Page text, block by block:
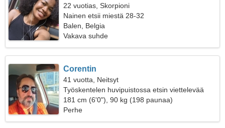
22 vuotias, Skorpioni
Nainen etsii miestä 28-32
Balen, Belgia
Vakava suhde
Corentin
41 vuotta, Neitsyt
Työskentelen huvipuistossa etsin viettelevää
naista
181 cm (6'0"), 90 kg (198 paunaa)
Perhe